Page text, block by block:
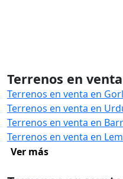
Terrenos en
Terrenos en venta en
Terrenos en venta en
Terrenos en venta en
Terrenos en venta en
Ver más